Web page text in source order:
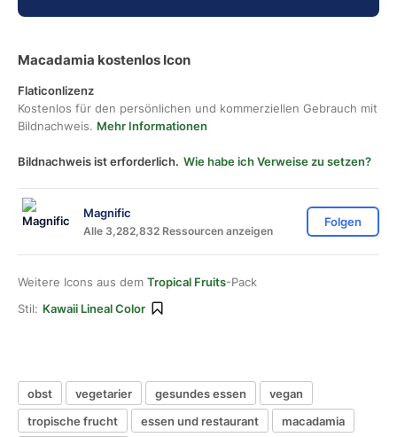
Macadamia kostenlos Icon
Flaticonlizenz
Kostenlos für den persönlichen und kommerziellen Gebrauch mit
Bildnachweis. Mehr Informationen
Bildnachweis ist erforderlich. Wie habe ich Verweise zu setzen?
Magnific
Alle 3,282,832 Ressourcen anzeigen
Folgen
Weitere Icons aus dem Tropical Fruits-Pack
Stil: Kawaii Lineal Color
obst vegetarier gesundes essen
vegan
tropische frucht
essen und restaurant
macadamia